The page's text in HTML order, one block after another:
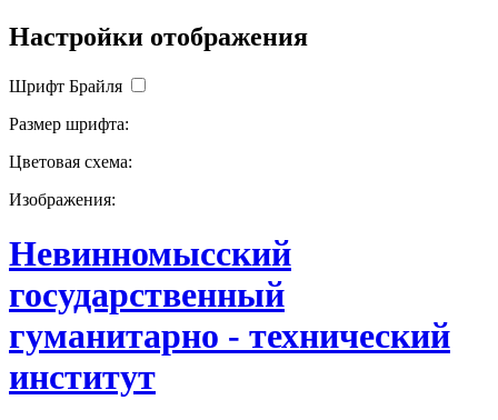
Настройки отображения
Шрифт Брайля
Размер шрифта:
Цветовая схема:
Изображения:
Невинномысский
государственный
гуманитарно - технический
институт